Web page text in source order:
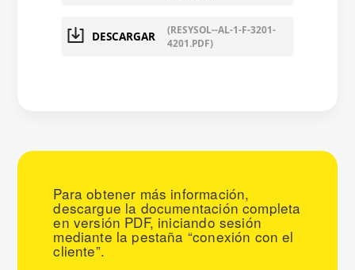
DESCARGAR
(RESYSOL--AL-1-F-3201-
4201.PDF)
Para obtener más información,
descargue la documentación completa
en versión PDF, iniciando sesión
mediante la pestaña “conexión con el
cliente”.